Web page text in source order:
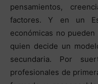
pensamientos,
factores. Y en un
económicas no
quien decide un
secundaria. Por
profesionales de